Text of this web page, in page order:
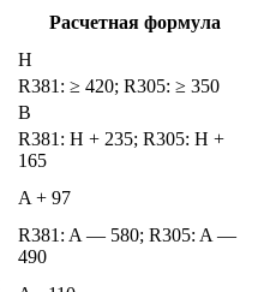
Расчетная формула
H
R381: ≥ 420; R305: ≥ 350
B
R381: H + 235; R305: H +
165
A + 97
R381: A — 580; R305: A —
490